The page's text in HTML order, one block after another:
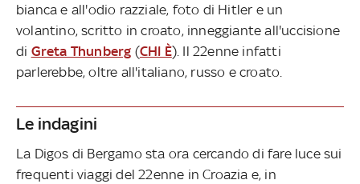
bianca e all'odio razziale, foto di Hitler e un
volantino, scritto in croato, inneggiante all'uccisione
di Greta Thunberg (CHI È). Il 22enne infatti
parlerebbe, oltre all'italiano, russo e croato.
Le indagini
La Digos di Bergamo sta ora cercando di fare luce sui
frequenti viaggi del 22enne in Croazia e, in